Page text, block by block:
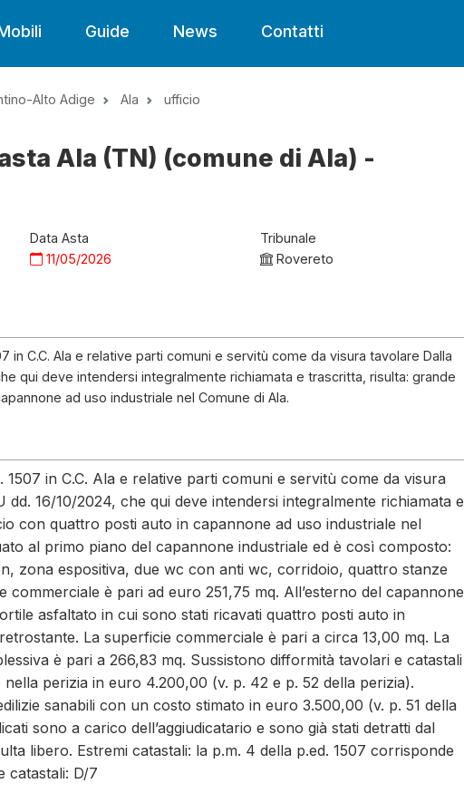
Guide News Contatti
Alto Adige Ala ufficio
Ala (TN) (comune di Ala) -
Data Asta
11/05/2026
Tribunale
Rovereto
in C.C. Ala e relative parti comuni e servitù come da visura tavolare Dalla
qui deve intendersi integralmente richiamata e trascritta, risulta: grande
ad uso industriale nel Comune di Ala.
1507 in C.C. Ala e relative parti comuni e servitù come da visura
dd. 16/10/2024, che qui deve intendersi integralmente richiamata e
con quattro posti auto in capannone ad uso industriale nel
al primo piano del capannone industriale ed è così composto:
zona espositiva, due wc con anti wc, corridoio, quattro stanze
commerciale è pari ad euro 251,75 mq. All’esterno del capannone
asfaltato in cui sono stati ricavati quattro posti auto in
La superficie commerciale è pari a circa 13,00 mq. La
è pari a 266,83 mq. Sussistono difformità tavolari e catastali
perizia in euro 4.200,00 (v. p. 42 e p. 52 della perizia).
sanabili con un costo stimato in euro 3.500,00 (v. p. 51 della
sono a carico dell’aggiudicatario e sono già stati detratti dal
libero. Estremi catastali: la p.m. 4 della p.ed. 1507 corrisponde
catastali: D/7